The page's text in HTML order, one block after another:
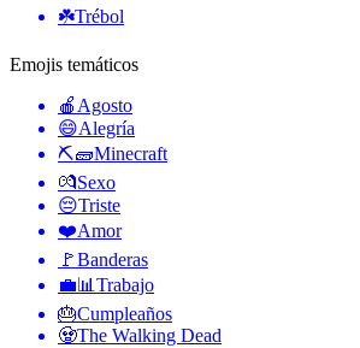
☘️Trébol
Emojis temáticos
🍎 Agosto
😄Alegría
⛏🧱Minecraft
💏Sexo
😔Triste
❤️Amor
🚩Banderas
💼📊 Trabajo
🎂Cumpleaños
🧟The Walking Dead